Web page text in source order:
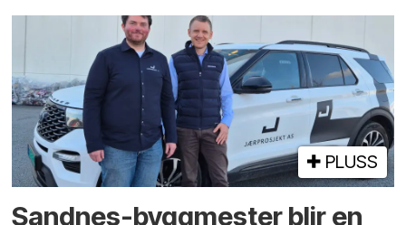
PLUSS
Sandnes-byggmester blir en